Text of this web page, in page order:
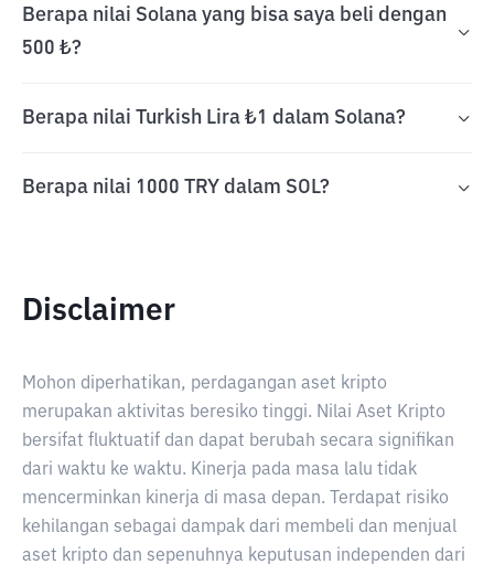
Berapa nilai Solana yang bisa saya beli dengan
500 ₺?
Berapa nilai Turkish Lira ₺1 dalam Solana?
Berapa nilai 1000 TRY dalam SOL?
Disclaimer
Mohon diperhatikan, perdagangan aset kripto
merupakan aktivitas beresiko tinggi. Nilai Aset Kripto
bersifat fluktuatif dan dapat berubah secara signifikan
dari waktu ke waktu. Kinerja pada masa lalu tidak
mencerminkan kinerja di masa depan. Terdapat risiko
kehilangan sebagai dampak dari membeli dan menjual
aset kripto dan sepenuhnya keputusan independen dari